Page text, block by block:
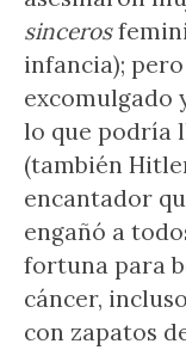
sinceros
infancia);
excomulgado
lo que podría
(también
encantador
engañó a
fortuna para
cáncer,
con zapatos